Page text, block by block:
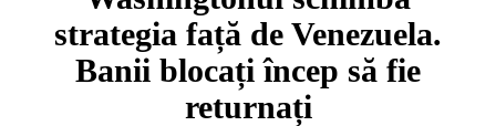
strategia față de Venezuela.
Banii blocați încep să fie
returnați